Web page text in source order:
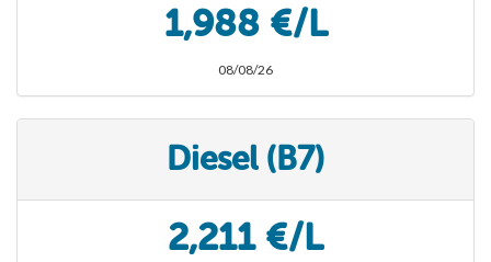
1,988 €/L
08/08/26
Diesel (B7)
2,211 €/L